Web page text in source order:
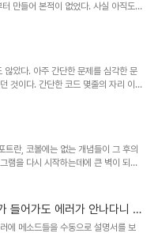
만들어 본적이 없었다. 사실 아직도
이 고쳐보고 있는데, 입력이나 수정
도 하는데 새로 만드는 뷰인
뷰인 edit.rhtml에서는 form_tag
로 텍스트 박스와 셀렉트 박스등이
다. 내가 잘 몰..
않았다. 아주 간단한 문제를 심각한 문
것이다. 간단한 코드 몇줄의 자리 이
이 끝났다. 문제가 생기면 한걸음 물
나 정작 문제에 당면하게 되면 머리가
부attachment와 관련된 레일스의
하 줄여서 AAA로 부름) 그리고
Attac..
란, 코볼에는 없는 개념들이 그 후의
램을 다시 시작하는데에 큰 벽이 되어
같고, 클래스니 메소드니 인스턴스니
것이라는 것만 알고 있었는데 오늘에
도 알게 된 듯하다. 초보의 입장에서 보
에 해당하는 값으로 이루어진 일종의
들어가도 에러가 안나다니 -
에 메소드들을 수동으로 설명서를 보